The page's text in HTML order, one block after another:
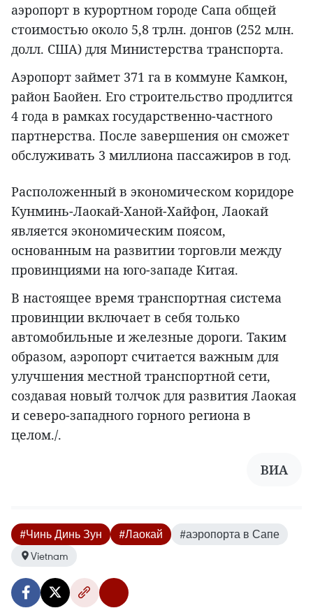
аэропорт в курортном городе Сапа общей
стоимостью около 5,8 трлн. донгов (252 млн.
долл. США) для Министерства транспорта.
Аэропорт займет 371 га в коммуне Камкон,
район Баойен. Его строительство продлится
4 года в рамках государственно-частного
партнерства. После завершения он сможет
обслуживать 3 миллиона пассажиров в год.
Расположенный в экономическом коридоре
Кунминь-Лаокай-Ханой-Хайфон, Лаокай
является экономическим поясом,
основанным на развитии торговли между
провинциями на юго-западе Китая.
В настоящее время транспортная система
провинции включает в себя только
автомобильные и железные дороги. Таким
образом, аэропорт считается важным для
улучшения местной транспортной сети,
создавая новый толчок для развития Лаокая
и северо-западного горного региона в
целом./.
ВИА
#Чинь Динь Зун #Лаокай
#аэропорта в Сапе
Vietnam